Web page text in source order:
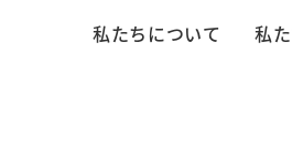
私たちについて 私